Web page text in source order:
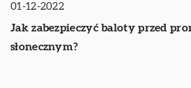
01-12-2022
Jak zabezpieczyć baloty przed
słonecznym?